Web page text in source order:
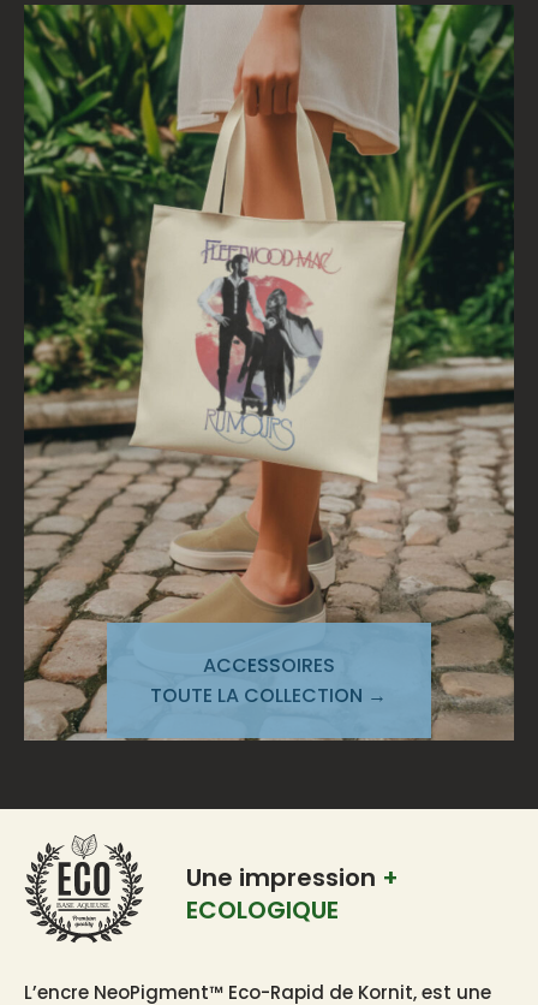
ACCESSOIRES
TOUTE LA COLLECTION →
BASE AQUEUSE
Une impression +
ECOLOGIQUE
L’encre NeoPigment™ Eco-Rapid de Kornit, est une